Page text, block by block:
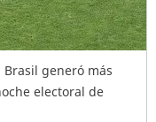
Brasil generó más
electoral de